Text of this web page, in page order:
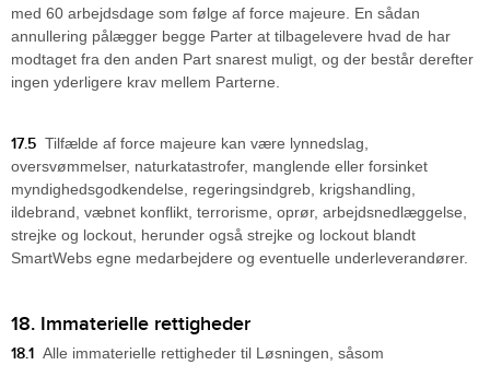
med 60 arbejdsdage som følge af force majeure. En sådan
annullering pålægger begge Parter at tilbagelevere hvad de har
modtaget fra den anden Part snarest muligt, og der består derefter
ingen yderligere krav mellem Parterne.
17.5 Tilfælde af force majeure kan være lynnedslag,
oversvømmelser, naturkatastrofer, manglende eller forsinket
myndighedsgodkendelse, regeringsindgreb, krigshandling,
ildebrand, væbnet konflikt, terrorisme, oprør, arbejdsnedlæggelse,
strejke og lockout, herunder også strejke og lockout blandt
SmartWebs egne medarbejdere og eventuelle underleverandører.
18. Immaterielle rettigheder
18.1 Alle immaterielle rettigheder til Løsningen, såsom